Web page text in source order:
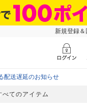
新規登録
配送遅延のお知らせ
べてのアイテム